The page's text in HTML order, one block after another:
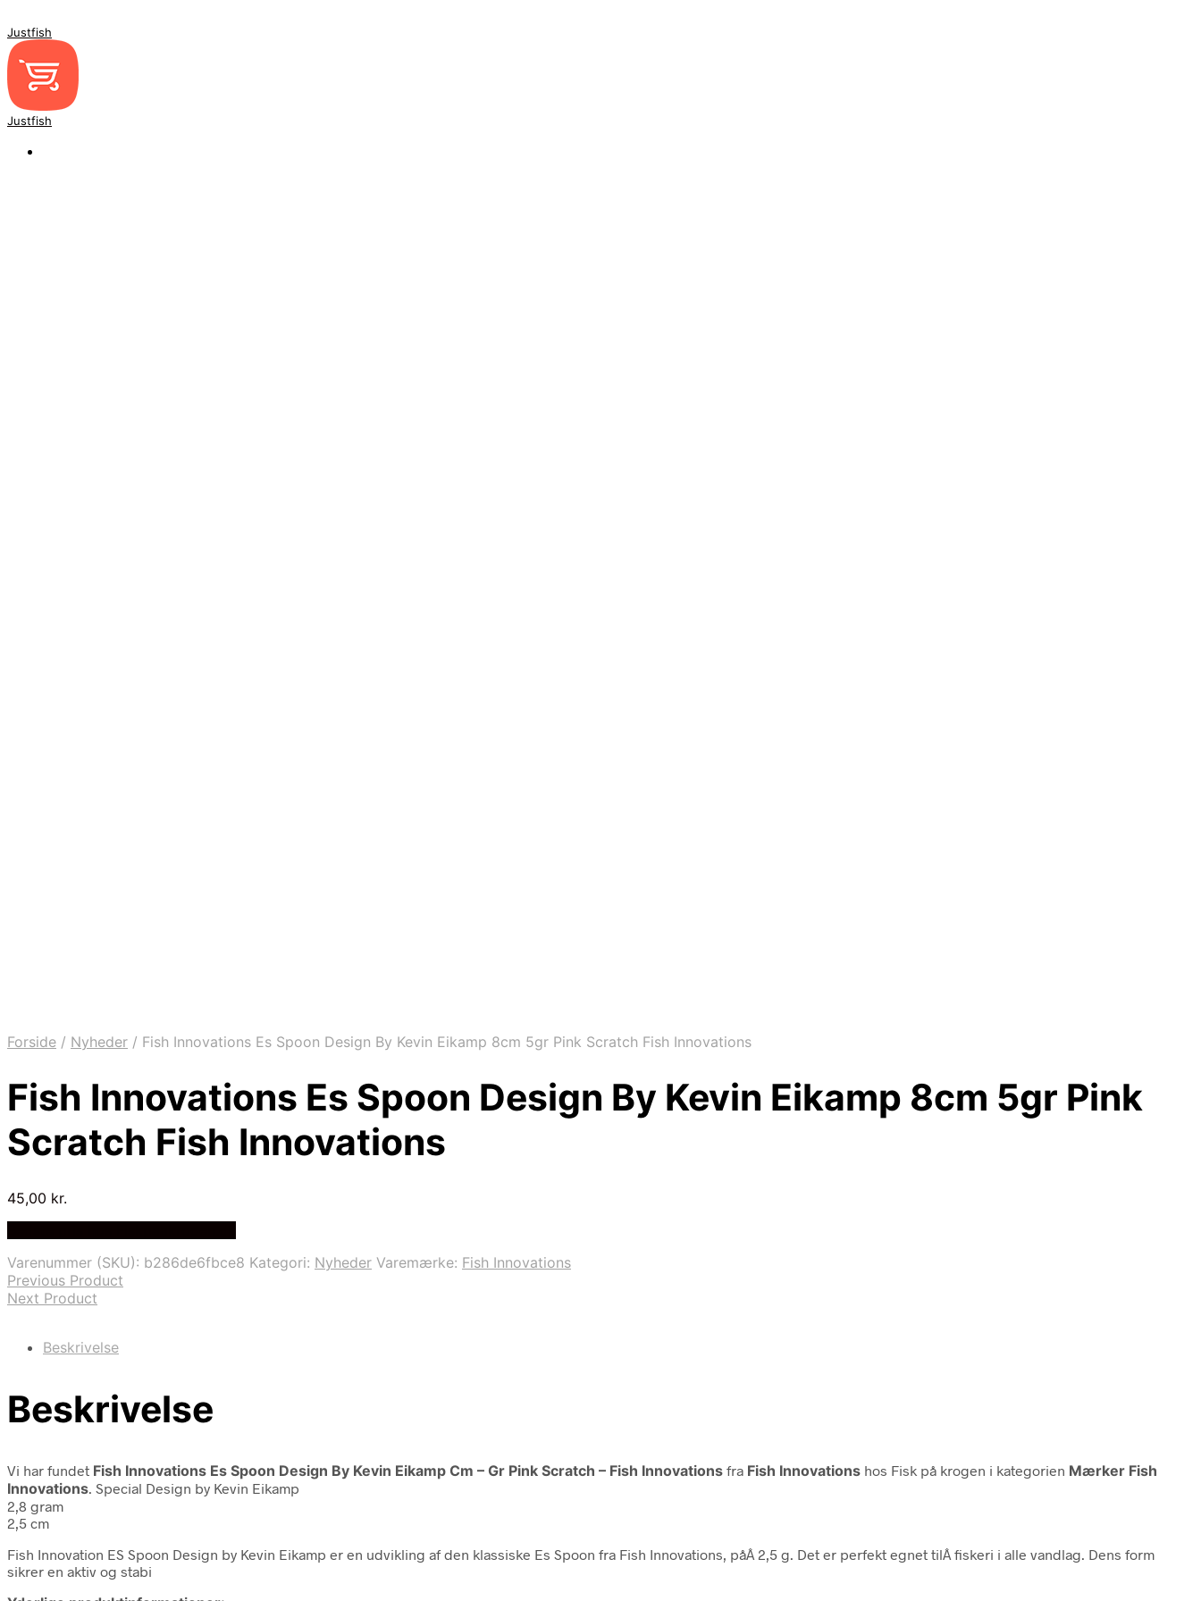
Justfish
Justfish
Forside / Nyheder / Fish Innovations Es Spoon Design By Kevin Eikamp 8cm 5gr Pink Scratch Fish Innovations
Fish Innovations Es Spoon Design By Kevin Eikamp 8cm 5gr Pink
Scratch Fish Innovations
45,00 kr.
Varenummer (SKU): b286de6fbce8 Kategori: Nyheder Varemærke: Fish Innovations
Previous Product
Next Product
Beskrivelse
Beskrivelse
Vi har fundet Fish Innovations Es Spoon Design By Kevin Eikamp Cm – Gr Pink Scratch – Fish Innovations fra Fish Innovations hos Fisk på krogen i kategorien Mærker Fish
Innovations . Special Design by Kevin Eikamp
2,8 gram
2,5 cm
Fish Innovation ES Spoon Design by Kevin Eikamp er en udvikling af den klassiske Es Spoon fra Fish Innovations, påÂ 2,5 g. Det er perfekt egnet tilÂ fiskeri i alle vandlag. Dens form
sikrer en aktiv og stabi